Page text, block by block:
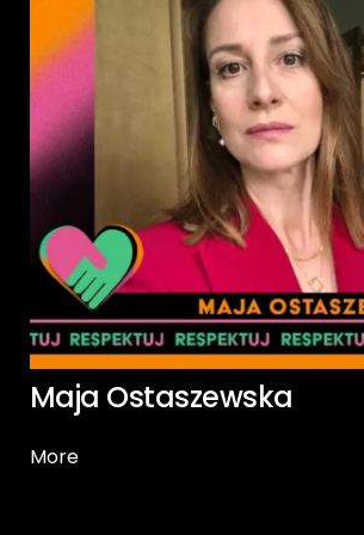
Maja Ostaszewska
More